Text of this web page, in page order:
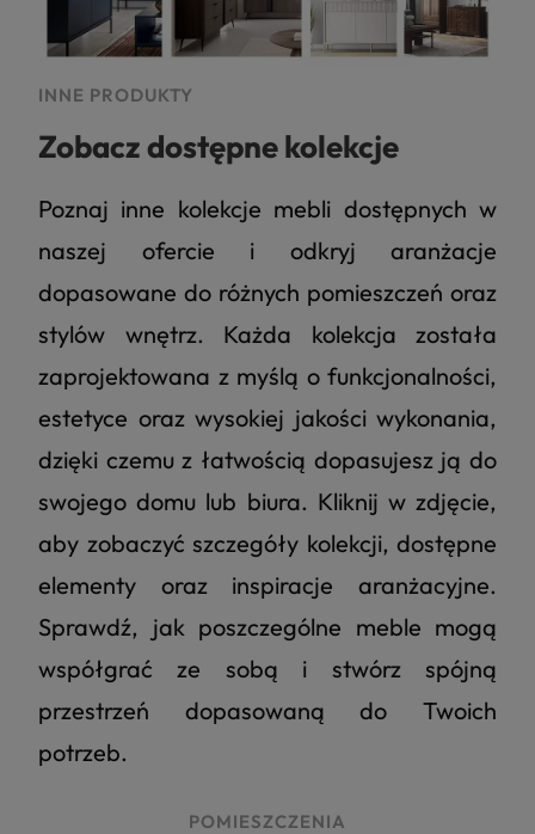
INNE PRODUKTY
Zobacz dostępne kolekcje
Poznaj inne kolekcje mebli dostępnych w
naszej ofercie i odkryj aranżacje
dopasowane do różnych pomieszczeń oraz
stylów wnętrz. Każda kolekcja została
zaprojektowana z myślą o funkcjonalności,
estetyce oraz wysokiej jakości wykonania,
dzięki czemu z łatwością dopasujesz ją do
swojego domu lub biura. Kliknij w zdjęcie,
aby zobaczyć szczegóły kolekcji, dostępne
elementy oraz inspiracje aranżacyjne.
Sprawdź, jak poszczególne meble mogą
współgrać ze sobą i stwórz spójną
przestrzeń dopasowaną do Twoich
potrzeb.
POMIESZCZENIA